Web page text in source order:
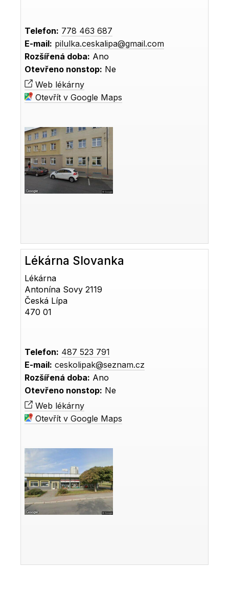
Telefon: 778 463 687
E-mail: pilulka.ceskalipa@gmail.com
Rozšířená doba: Ano
Otevřeno nonstop: Ne
Web lékárny
Otevřít v Google Maps
Lékárna Slovanka
Lékárna
Antonína Sovy 2119
Česká Lípa
470 01
Telefon: 487 523 791
E-mail: ceskolipak@seznam.cz
Rozšířená doba: Ano
Otevřeno nonstop: Ne
Web lékárny
Otevřít v Google Maps